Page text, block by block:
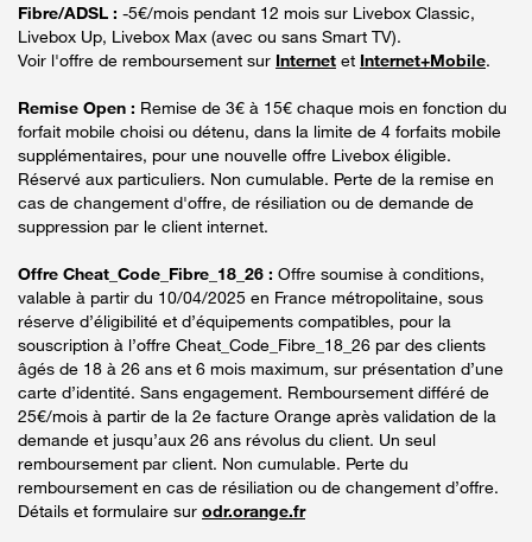
Fibre/ADSL : -5€/mois pendant 12 mois sur Livebox Classic,
Livebox Up, Livebox Max (avec ou sans Smart TV).
Voir l'offre de remboursement sur Internet et Internet+Mobile.
Remise Open : Remise de 3€ à 15€ chaque mois en fonction du
forfait mobile choisi ou détenu, dans la limite de 4 forfaits mobile
supplémentaires, pour une nouvelle offre Livebox éligible.
Réservé aux particuliers. Non cumulable. Perte de la remise en
cas de changement d'offre, de résiliation ou de demande de
suppression par le client internet.
Offre Cheat_Code_Fibre_18_26 : Offre soumise à conditions,
valable à partir du 10/04/2025 en France métropolitaine, sous
réserve d’éligibilité et d’équipements compatibles, pour la
souscription à l’offre Cheat_Code_Fibre_18_26 par des clients
âgés de 18 à 26 ans et 6 mois maximum, sur présentation d’une
carte d’identité. Sans engagement. Remboursement différé de
25€/mois à partir de la 2e facture Orange après validation de la
demande et jusqu’aux 26 ans révolus du client. Un seul
remboursement par client. Non cumulable. Perte du
remboursement en cas de résiliation ou de changement d’offre.
Détails et formulaire sur odr.orange.fr